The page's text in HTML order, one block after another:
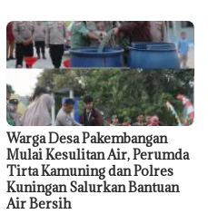
Warga Desa Pakembangan
Mulai Kesulitan Air, Perumda
Tirta Kamuning dan Polres
Kuningan Salurkan Bantuan
Air Bersih